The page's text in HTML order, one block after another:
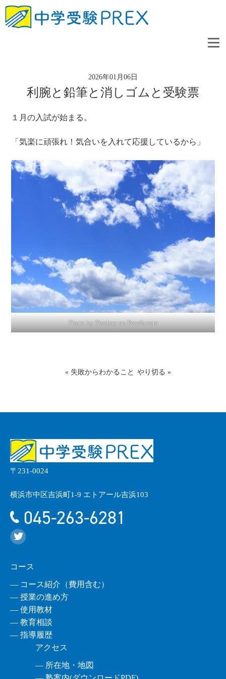
2026年01月06日
利腕と鉛筆と消しゴムと受験票
１月の入試が始まる。
「気楽に頑張れ！気合いを入れて応援しているから」
Photo by Pixabay onPexels.com
« 失敗からわかること やり切る »
〒231-0024
横浜市中区吉浜町1-9 エトアール吉浜103
045-263-6281
コース
― コース紹介（費用含む）
― 授業の進め方
― 使用教材
― 教育相談
― 指導履歴
アクセス
― 所在地・地図